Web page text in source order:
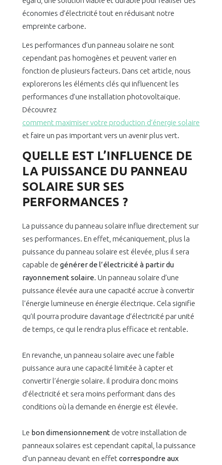
économies d’électricité tout en réduisant notre
empreinte carbone.
Les performances d’un panneau solaire ne sont
cependant pas homogènes et peuvent varier en
fonction de plusieurs facteurs. Dans cet article, nous
explorerons les éléments clés qui influencent les
performances d’une installation photovoltaïque.
Découvrez
comment maximiser votre production d’énergie solaire
et faire un pas important vers un avenir plus vert.
QUELLE EST L’INFLUENCE DE
LA PUISSANCE DU PANNEAU
SOLAIRE SUR SES
PERFORMANCES ?
La puissance du panneau solaire influe directement sur
ses performances. En effet, mécaniquement, plus la
puissance du panneau solaire est élevée, plus il sera
capable de générer de l’électricité à partir du
rayonnement solaire. Un panneau solaire d’une
puissance élevée aura une capacité accrue à convertir
l’énergie lumineuse en énergie électrique. Cela signifie
qu’il pourra produire davantage d’électricité par unité
de temps, ce qui le rendra plus efficace et rentable.
En revanche, un panneau solaire avec une faible
puissance aura une capacité limitée à capter et
convertir l’énergie solaire. Il produira donc moins
d’électricité et sera moins performant dans des
conditions où la demande en énergie est élevée.
Le bon dimensionnement de votre installation de
panneaux solaires est cependant capital, la puissance
d’un panneau devant en effet correspondre aux